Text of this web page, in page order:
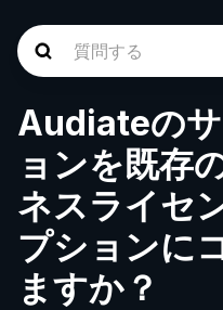
Audiateの
ョンを既存
ネスライセ
プションに
ますか？